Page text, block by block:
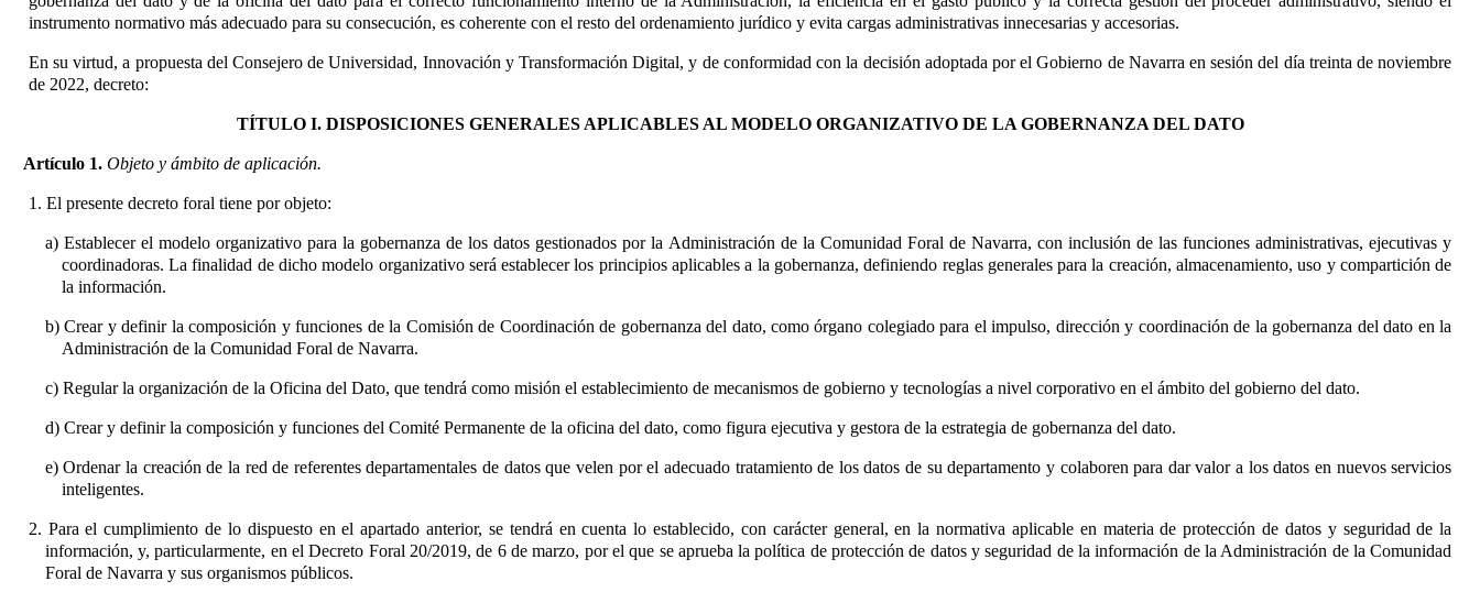
instrumento normativo más adecuado para su consecución, es coherente con el resto del ordenamiento jurídico y evita cargas administrativas innecesarias y accesorias.
En su virtud, a propuesta del Consejero de Universidad, Innovación y Transformación Digital, y de conformidad con la decisión adoptada por el Gobierno de Navarra en sesión del día treinta de noviembre
de 2022, decreto:
TÍTULO I. DISPOSICIONES GENERALES APLICABLES AL MODELO ORGANIZATIVO DE LA GOBERNANZA DEL DATO
Artículo 1. Objeto y ámbito de aplicación.
1. El presente decreto foral tiene por objeto:
a) Establecer el modelo organizativo para la gobernanza de los datos gestionados por la Administración de la Comunidad Foral de Navarra, con inclusión de las funciones administrativas, ejecutivas y
coordinadoras. La finalidad de dicho modelo organizativo será establecer los principios aplicables a la gobernanza, definiendo reglas generales para la creación, almacenamiento, uso y compartición de
la información.
b) Crear y definir la composición y funciones de la Comisión de Coordinación de gobernanza del dato, como órgano colegiado para el impulso, dirección y coordinación de la gobernanza del dato en la
Administración de la Comunidad Foral de Navarra.
c) Regular la organización de la Oficina del Dato, que tendrá como misión el establecimiento de mecanismos de gobierno y tecnologías a nivel corporativo en el ámbito del gobierno del dato.
d) Crear y definir la composición y funciones del Comité Permanente de la oficina del dato, como figura ejecutiva y gestora de la estrategia de gobernanza del dato.
e) Ordenar la creación de la red de referentes departamentales de datos que velen por el adecuado tratamiento de los datos de su departamento y colaboren para dar valor a los datos en nuevos servicios
inteligentes.
2. Para el cumplimiento de lo dispuesto en el apartado anterior, se tendrá en cuenta lo establecido, con carácter general, en la normativa aplicable en materia de protección de datos y seguridad de la
información, y, particularmente, en el Decreto Foral 20/2019, de 6 de marzo, por el que se aprueba la política de protección de datos y seguridad de la información de la Administración de la Comunidad
Foral de Navarra y sus organismos públicos.